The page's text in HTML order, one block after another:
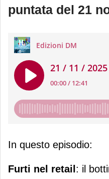
puntata del 21
Podcast: Il punto
puntata del 21
In questo episodio:
Furti nel retail : il